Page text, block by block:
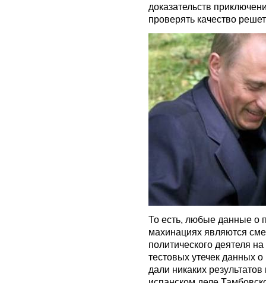
доказательств
проверять качество
То есть, любые данные о
махинациях являются
политического деятеля
тестовых утечек данных
дали никаких